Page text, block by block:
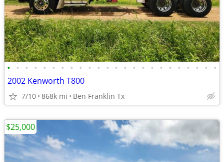
• • • • • • • • • • • • • • • • • • • • • • • •
2002 Kenworth T800
7/10 868k mi Ben Franklin Tx
$25,000